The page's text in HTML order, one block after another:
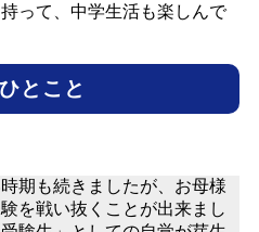
って、中学生活も楽しんで
とこと
期も続きましたが、お母様
を戦い抜くことが出来まし